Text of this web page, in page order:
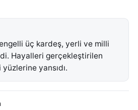
üç kardeş, yerli ve milli
Hayalleri gerçekleştirilen
yansıdı.